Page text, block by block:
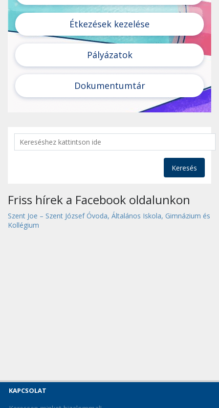
Étkezések kezelése
Pályázatok
Dokumentumtár
Keresés
Friss hírek a Facebook oldalunkon
Szent Joe – Szent József Óvoda, Általános Iskola, Gimnázium és
Kollégium
KAPCSOLAT